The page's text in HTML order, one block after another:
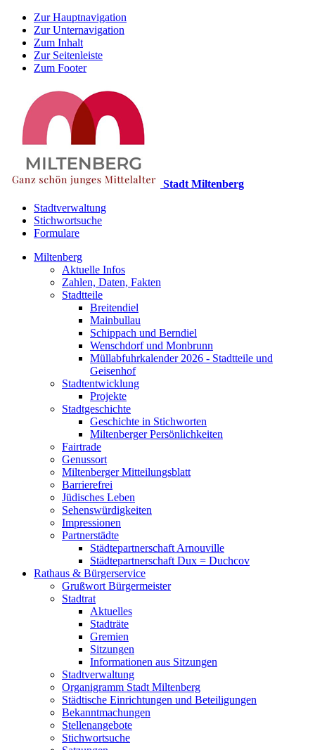
Zur Hauptnavigation
Zur Unternavigation
Zum Inhalt
Zur Seitenleiste
Zum Footer
Stadt Miltenberg
Stadtverwaltung
Stichwortsuche
Formulare
Miltenberg
Aktuelle Infos
Zahlen, Daten, Fakten
Stadtteile
Breitendiel
Mainbullau
Schippach und Berndiel
Wenschdorf und Monbrunn
Müllabfuhrkalender 2026 - Stadtteile und
Geisenhof
Stadtentwicklung
Projekte
Stadtgeschichte
Geschichte in Stichworten
Miltenberger Persönlichkeiten
Fairtrade
Genussort
Miltenberger Mitteilungsblatt
Barrierefrei
Jüdisches Leben
Sehenswürdigkeiten
Impressionen
Partnerstädte
Städtepartnerschaft Arnouville
Städtepartnerschaft Dux = Duchcov
Rathaus & Bürgerservice
Grußwort Bürgermeister
Stadtrat
Aktuelles
Stadträte
Gremien
Sitzungen
Informationen aus Sitzungen
Stadtverwaltung
Organigramm Stadt Miltenberg
Städtische Einrichtungen und Beteiligungen
Bekanntmachungen
Stellenangebote
Stichwortsuche